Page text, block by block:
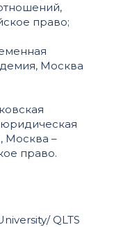
право;
Москва
Москва –
право.
QLTS